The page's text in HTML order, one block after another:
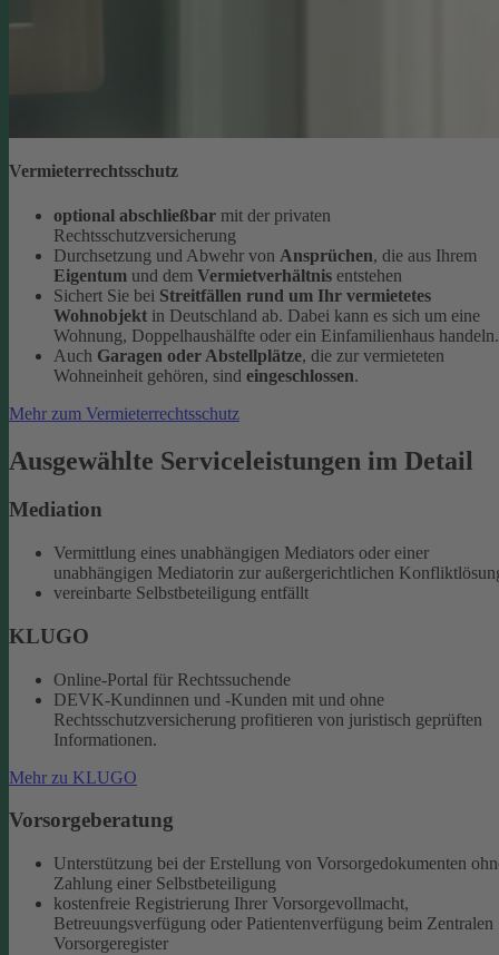
Vermieterrechtsschutz
optional abschließbar mit der privaten
Rechtsschutzversicherung
Durchsetzung und Abwehr von Ansprüchen, die aus Ihrem
Eigentum und dem Vermietverhältnis entstehen
Sichert Sie bei Streitfällen rund um Ihr vermietetes
Wohnobjekt in Deutschland ab. Dabei kann es sich um eine
Wohnung, Doppelhaushälfte oder ein Einfamilienhaus handeln.
Auch Garagen oder Abstellplätze, die zur vermieteten
Wohneinheit gehören, sind eingeschlossen.
Mehr zum Vermieterrechtsschutz
Ausgewählte Serviceleistungen im Detail
Mediation
Vermittlung eines unabhängigen Mediators oder einer
unabhängigen Mediatorin zur außergerichtlichen
vereinbarte Selbstbeteiligung entfällt
KLUGO
Online-Portal für Rechtssuchende
DEVK-Kundinnen und -Kunden mit und ohne
Rechtsschutzversicherung profitieren von juristisch geprüften
Informationen.
Mehr zu KLUGO
Vorsorgeberatung
Unterstützung bei der Erstellung von Vorsorgedokumenten
Zahlung einer Selbstbeteiligung
kostenfreie Registrierung Ihrer Vorsorgevollmacht,
Betreuungsverfügung oder Patientenverfügung beim Zentralen
Vorsorgeregister